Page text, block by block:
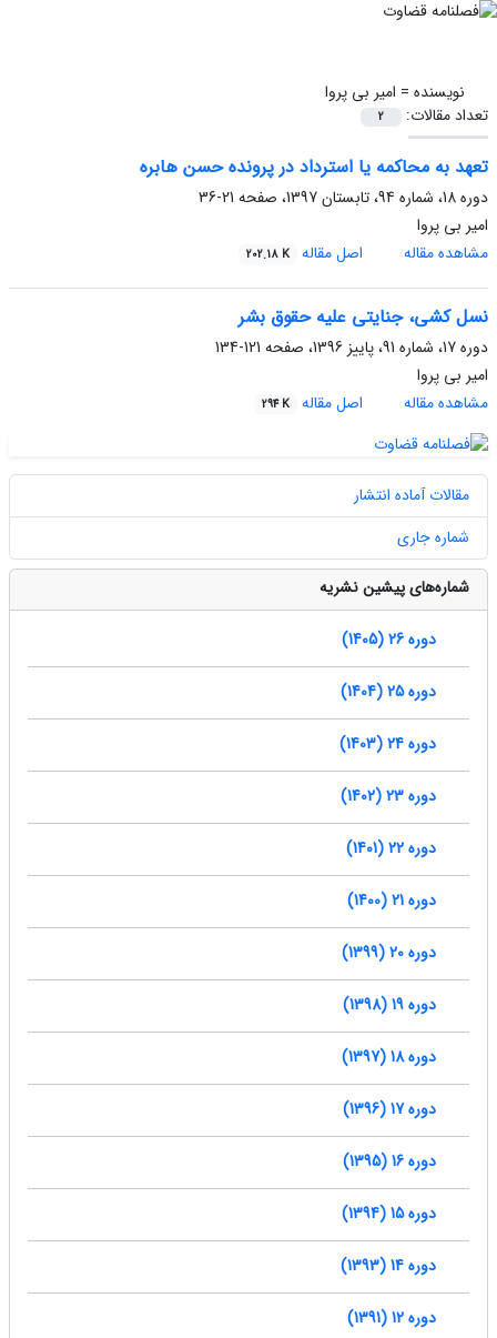
نویسنده = امیر بی پروا
تعداد مقالات:
2
تعهد به محاکمه یا استرداد در پرونده حسن هابره
دوره 18، شماره 94، تابستان 1397، صفحه
21-36
امیر بی پروا
مشاهده مقاله
اصل مقاله 202.18 K
نسل کشی، جنایتی علیه حقوق بشر
دوره 17، شماره 91، پاییز 1396، صفحه
121-134
امیر بی پروا
مشاهده مقاله
اصل مقاله 294 K
مقالات آماده انتشار
شماره جاری
شماره‌های پیشین نشریه
دوره 26 (1405)
دوره 25 (1404)
دوره 24 (1403)
دوره 23 (1402)
دوره 22 (1401)
دوره 21 (1400)
دوره 20 (1399)
دوره 19 (1398)
دوره 18 (1397)
دوره 17 (1396)
دوره 16 (1395)
دوره 15 (1394)
دوره 14 (1393)
دوره 12 (1391)